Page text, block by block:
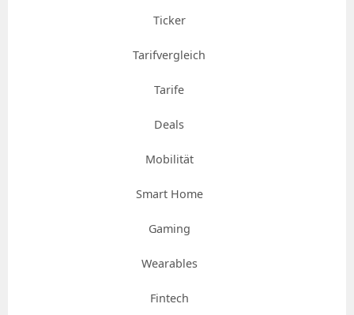
Ticker
Tarifvergleich
Tarife
Deals
Mobilität
Smart Home
Gaming
Wearables
Fintech